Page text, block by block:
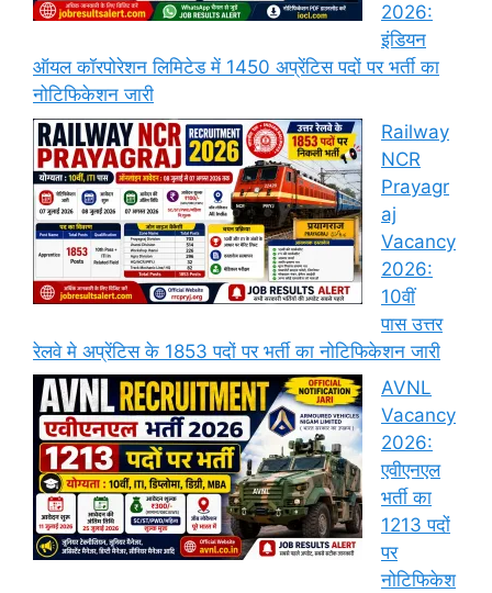
2026:
इंडियन
ऑयल कॉरपोरेशन लिमिटेड में 1450 अप्रेंटिस पदों पर भर्ती का
नोटिफिकेशन जारी
Railway
NCR
Prayagr
aj
Vacancy
2026:
10वीं
पास उत्तर
रेलवे मे अप्रेंटिस के 1853 पदों पर भर्ती का नोटिफिकेशन जारी
AVNL
Vacancy
2026:
एवीएनएल
भर्ती का
1213 पदों
पर
नोटिफिकेश